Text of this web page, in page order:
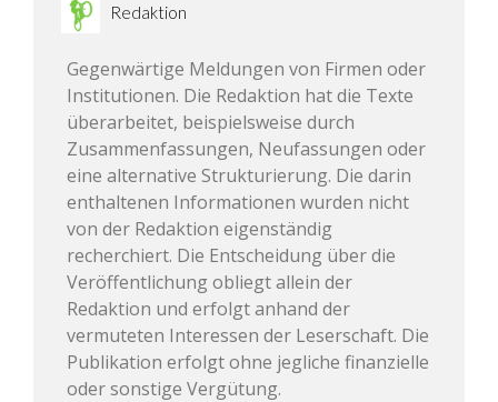
Redaktion
Gegenwärtige Meldungen von Firmen oder
Institutionen. Die Redaktion hat die Texte
überarbeitet, beispielsweise durch
Zusammenfassungen, Neufassungen oder
eine alternative Strukturierung. Die darin
enthaltenen Informationen wurden nicht
von der Redaktion eigenständig
recherchiert. Die Entscheidung über die
Veröffentlichung obliegt allein der
Redaktion und erfolgt anhand der
vermuteten Interessen der Leserschaft. Die
Publikation erfolgt ohne jegliche finanzielle
oder sonstige Vergütung.